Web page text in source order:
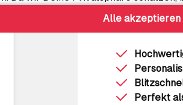
Alle akzeptieren
DerCode
Perfekt